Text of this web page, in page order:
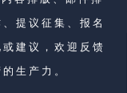
提议征集、报名
建议，欢迎反馈
生产力。